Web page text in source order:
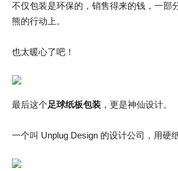
不仅包装是环保的，销售得来的钱，一部
熊的行动上。
也太暖心了吧！
最后这个足球纸板包装 ，更是神仙设计。
一个叫 Unplug Design 的设计公司，用硬